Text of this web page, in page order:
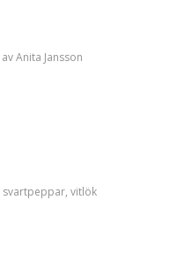
avAnita Jansson
svartpeppar, vitlök